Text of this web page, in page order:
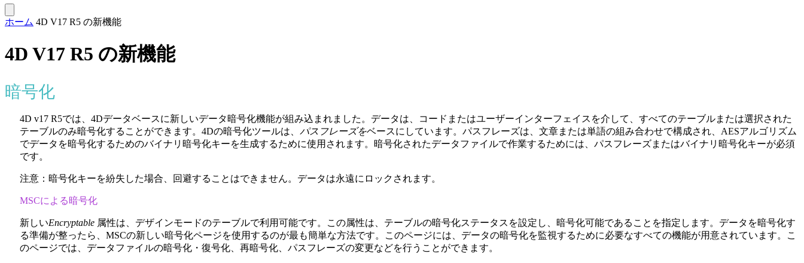
ホーム 4D V17 R5 の新機能
4D V17 R5 の新機能
暗号化
4D v17 R5では、4Dデータベースに新しいデータ暗号化機能が組み込まれました。データは、コードまたはユーザーインターフェイスを介して、すべてのテーブルまたは選択された
テーブルのみ暗号化することができます。4Dの暗号化ツールは、 パスフレーズをベースにしています。パスフレーズは、文章または単語の組み合わせで構成され、AESアルゴリズム
でデータを暗号化するためのバイナリ暗号化キーを生成するために使用されます。暗号化されたデータファイルで作業するためには、パスフレーズまたはバイナリ暗号化キーが必須
です。
注意：暗号化キーを紛失した場合、回避することはできません。データは永遠にロックされます。
MSCによる暗号化
新しいEncryptable 属性は、デザインモードのテーブルで利用可能です。この属性は、テーブルの暗号化ステータスを設定し、暗号化可能であることを指定します。データを暗号化す
る準備が整ったら、MSCの新しい暗号化ページを使用するのが最も簡単な方法です。このページには、データの暗号化を監視するために必要なすべての機能が用意されています。こ
のページでは、データファイルの暗号化・復号化、再暗号化、パスフレーズの変更などを行うことができます。